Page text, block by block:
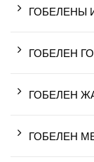
ГОБЕЛЕНЫ
ГОБЕЛЕН
ГОБЕЛЕН
ГОБЕЛЕН